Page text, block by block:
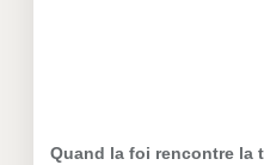
Quand la foi rencontre la